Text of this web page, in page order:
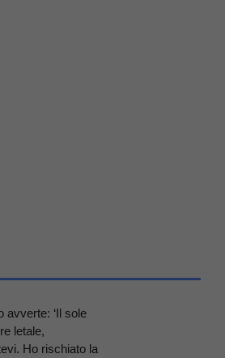
avverte: ‘Il sole
letale,
Ho rischiato la